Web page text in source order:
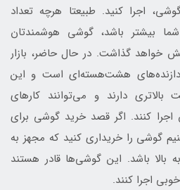
اجرا کنید. طبیعتا هرچه تعداد
بیشتر باشد، گوشی هوشمندتان
خواهد گذاشت. در حال حاضر، بازار
هشت‌هسته‌ای است و این
دارند و می‌توانند کارهای
کنند. اگر قصد خرید گوشی برای
گوشی را خریداری کنید که مجهز به
پردازنده Snapdragon 855 به بالا باشد. این گوشی‌ها قادر هستند
اجرا کنند.